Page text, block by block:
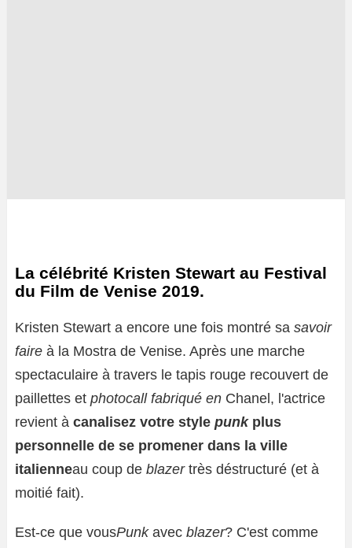
La célébrité Kristen Stewart au Festival
du Film de Venise 2019.
Kristen Stewart a encore une fois montré sa savoir
faire à la Mostra de Venise. Après une marche
spectaculaire à travers le tapis rouge recouvert de
paillettes et photocall fabriqué en Chanel, l'actrice
revient à canalisez votre style punkplus
personnelle de se promener dans la ville
italienneau coup de blazertrès déstructuré (et à
moitié fait).
Est-ce que vousPunkavec blazer? C'est comme